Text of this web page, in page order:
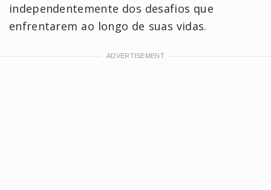
independentemente dos desafios que
enfrentarem ao longo de suas vidas.